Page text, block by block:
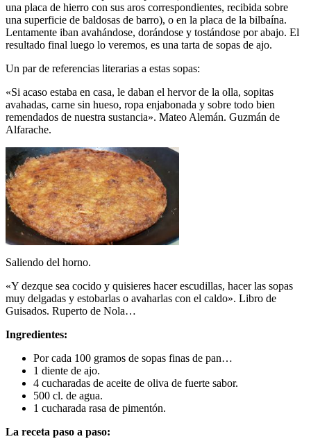
una placa de hierro con sus aros correspondientes, recibida sobre
una superficie de baldosas de barro), o en la placa de la bilbaína.
Lentamente iban avahándose, dorándose y tostándose por abajo. El
resultado final luego lo veremos, es una tarta de sopas de ajo.
Un par de referencias literarias a estas sopas:
«Si acaso estaba en casa, le daban el hervor de la olla, sopitas
avahadas, carne sin hueso, ropa enjabonada y sobre todo bien
remendados de nuestra sustancia». Mateo Alemán. Guzmán de
Alfarache.
Saliendo del horno.
«Y dezque sea cocido y quisieres hacer escudillas, hacer las sopas
muy delgadas y estobarlas o avaharlas con el caldo». Libro de
Guisados. Ruperto de Nola…
Ingredientes:
Por cada 100 gramos de sopas finas de pan…
1 diente de ajo.
4 cucharadas de aceite de oliva de fuerte sabor.
500 cl. de agua.
1 cucharada rasa de pimentón.
La receta paso a paso: